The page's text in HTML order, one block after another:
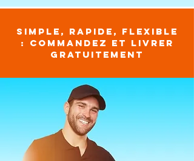
Simple, rapide, flexible
: commandez et livrer
gratuitement